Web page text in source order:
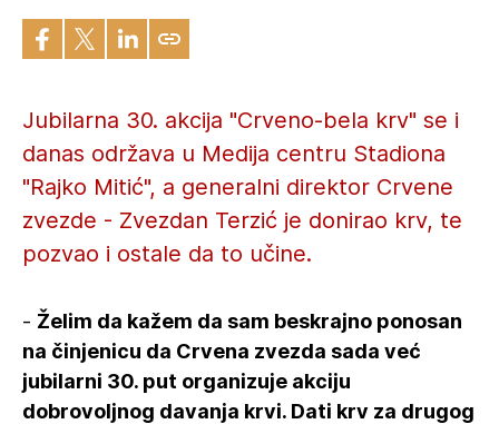
Jubilarna 30. akcija "Crveno-bela krv" se i
danas održava u Medija centru Stadiona
"Rajko Mitić", a generalni direktor Crvene
zvezde - Zvezdan Terzić je donirao krv, te
pozvao i ostale da to učine.
- Želim da kažem da sam beskrajno ponosan
na činjenicu da Crvena zvezda sada već
jubilarni 30. put organizuje akciju
dobrovoljnog davanja krvi. Dati krv za drugog